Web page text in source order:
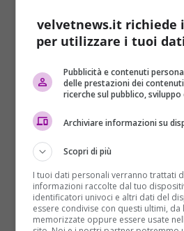
punto dovremo solo aprire il
l’installer, dopodiché saremo
velvetnews.it richiede
per utilizzare i tuoi
Pubblicità e contenuti
delle prestazioni dei
ricerche sul pubblico, sviluppo
Archiviare informazioni su
Scopri di più
I tuoi dati personali verranno trattati
informazioni raccolte dal tuo
identificatori univoci e altri dati del
essere condivise con questi ultimi, da
memorizzate oppure essere usate